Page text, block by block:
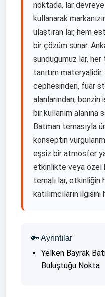
noktada, lar devreye
kullanarak
ulaştıran lar, hem
bir çözüm sunar.
sunduğumuz lar,
tanıtım materyalidir.
cephesinden, fuar
alanlarından, benzin
bir kullanım alanına
Batman temasıyla
konseptin
eşsiz bir atmosfer
etkinlikte veya özel
temalı lar, etkinliğin
katılımcıların ilgisini
🔑 Ayrıntılar
Yelken Bayrak
Buluştuğu Nokta